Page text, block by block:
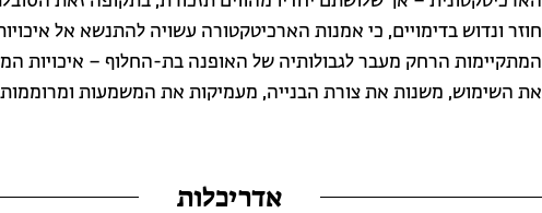
חוזר ונדוש בדימויים, כי אמנות הארכיטקטורה עשויה להתנשא אל
המתקיימות הרחק מעבר לגבולותיה של האופנה בת-החלוף – איכויות
את השימוש, משנות את צורת הבנייה, מעמיקות את המשמעות
אדריכלות